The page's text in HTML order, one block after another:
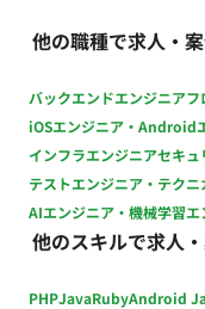
他の職種で求人・
バックエンドエンジニアフ
iOSエンジニア・Android
インフラエンジニアセキュ
テストエンジニア・テクニ
AIエンジニア・機械学習エ
他のスキルで求人
PHPJavaRubyAndroid